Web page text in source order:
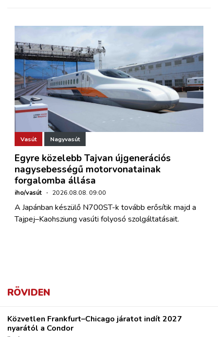
Vasút Nagyvasút
Egyre közelebb Tajvan újgenerációs
nagysebességű motorvonatainak
forgalomba állása
iho/vasút · 2026.08.08. 09:00
A Japánban készülő N700ST-k tovább erősítik majd a
Tajpej–Kaohsziung vasúti folyosó szolgáltatásait.
RÖVIDEN
Közvetlen Frankfurt–Chicago járatot indít 2027
nyarától a Condor